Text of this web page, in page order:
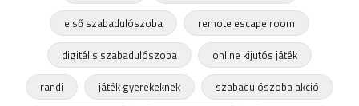
első szabadulószoba
remote escape room
digitális szabadulószoba
online kijutós játék
randi
játék gyerekeknek
szabadulószoba akció